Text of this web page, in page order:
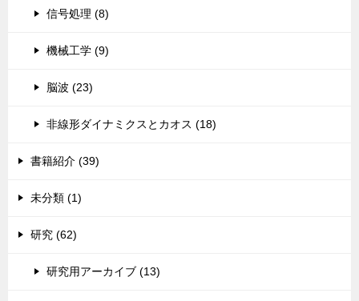
信号処理 (8)
機械工学 (9)
脳波 (23)
非線形ダイナミクスとカオス (18)
書籍紹介 (39)
未分類 (1)
研究 (62)
研究用アーカイブ (13)